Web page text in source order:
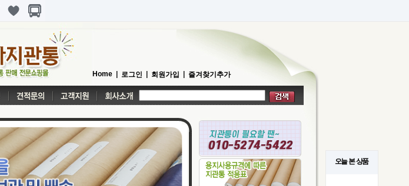
Home 로그인 회원가입 즐겨찾기추가
오늘 본 상품